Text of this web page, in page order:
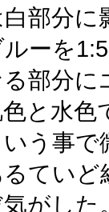
部分に
ーを
部分に
と水色
う事で
ていど
がした。